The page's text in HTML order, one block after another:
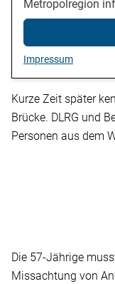
Metropolregion
Impressum
Kurze Zeit später
Brücke. DLRG und
Personen aus dem
Die 57-Jährige
Missachtung von